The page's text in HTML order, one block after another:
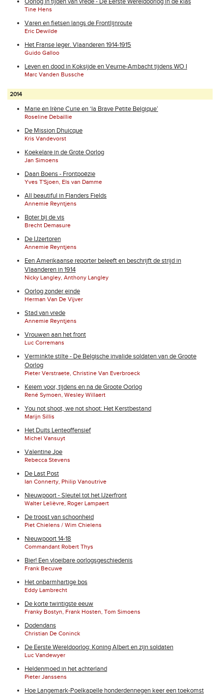
Tine Hens
Varen en fietsen langs de Frontlijnroute
Eric Dewilde
Het Franse leger. Vlaanderen 1914-1915
Guido Galloo
Leven en dood in Koksijde en Veurne-Ambacht tijdens WO I
Marc Vanden Bussche
2014
Marie en Irène Curie en ‘la Brave Petite Belgique’
Roseline Debaillie
De Mission Dhuicque
Kris Vandevorst
Koekelare in de Grote Oorlog
Jan Simoens
Daan Boens - Frontpoëzie
Yves T'Sjoen, Els van Damme
All beautiful in Flanders Fields
Annemie Reyntjens
Boter bij de vis
Brecht Demasure
De IJzertoren
Annemie Reyntjens
Een Amerikaanse reporter beleeft en beschrijft de strijd in
Vlaanderen in 1914
Nicky Langley, Anthony Langley
Oorlog zonder einde
Herman Van De Vijver
Stad van vrede
Annemie Reyntjens
Vrouwen aan het front
Luc Corremans
Verminkte stilte - De Belgische invalide soldaten van de Groote
Oorlog
Pieter Verstraete, Christine Van Everbroeck
Keiem voor, tijdens en na de Groote Oorlog
René Symoen, Wesley Willaert
You not shoot, we not shoot: Het Kerstbestand
Marijn Sillis
Het Duits Lenteoffensief
Michel Vansuyt
Valentine Joe
Rebecca Stevens
De Last Post
Ian Connerty, Philip Vanoutrive
Nieuwpoort - Sleutel tot het IJzerfront
Walter Lelièvre, Roger Lampaert
De troost van schoonheid
Piet Chielens / Wim Chielens
Nieuwpoort 14-18
Commandant Robert Thys
Bier! Een vloeibare oorlogsgeschiedenis
Frank Becuwe
Het onbarmhartige bos
Eddy Lambrecht
De korte twintigste eeuw
Franky Bostyn, Frank Hosten, Tom Simoens
Dodendans
Christian De Coninck
De Eerste Wereldoorlog: Koning Albert en zijn soldaten
Luc Vandewyer
Heldenmoed in het achterland
Pieter Janssens
Hoe Langemark-Poelkapelle honderdennegen keer een toekomst